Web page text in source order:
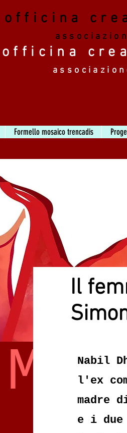
officina
officina
Formello mosaico trencadis
Il
Nabil
l 'ex
madre
e i